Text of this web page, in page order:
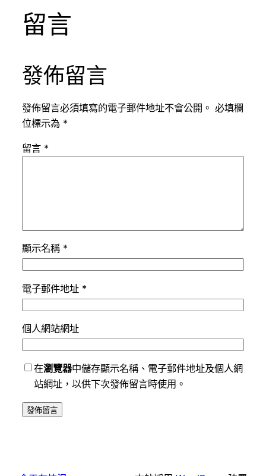
留言
發佈留言
發佈留言必須填寫的電子郵件地址不會公開。 必填欄
位標示為 *
留言 *
顯示名稱 *
電子郵件地址 *
個人網站網址
在瀏覽器中儲存顯示名稱、電子郵件地址及個人網
站網址，以供下次發佈留言時使用。